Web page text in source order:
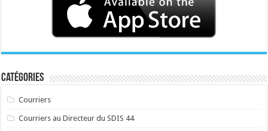
Catégories
Courriers
Courriers au Directeur du SDIS 44